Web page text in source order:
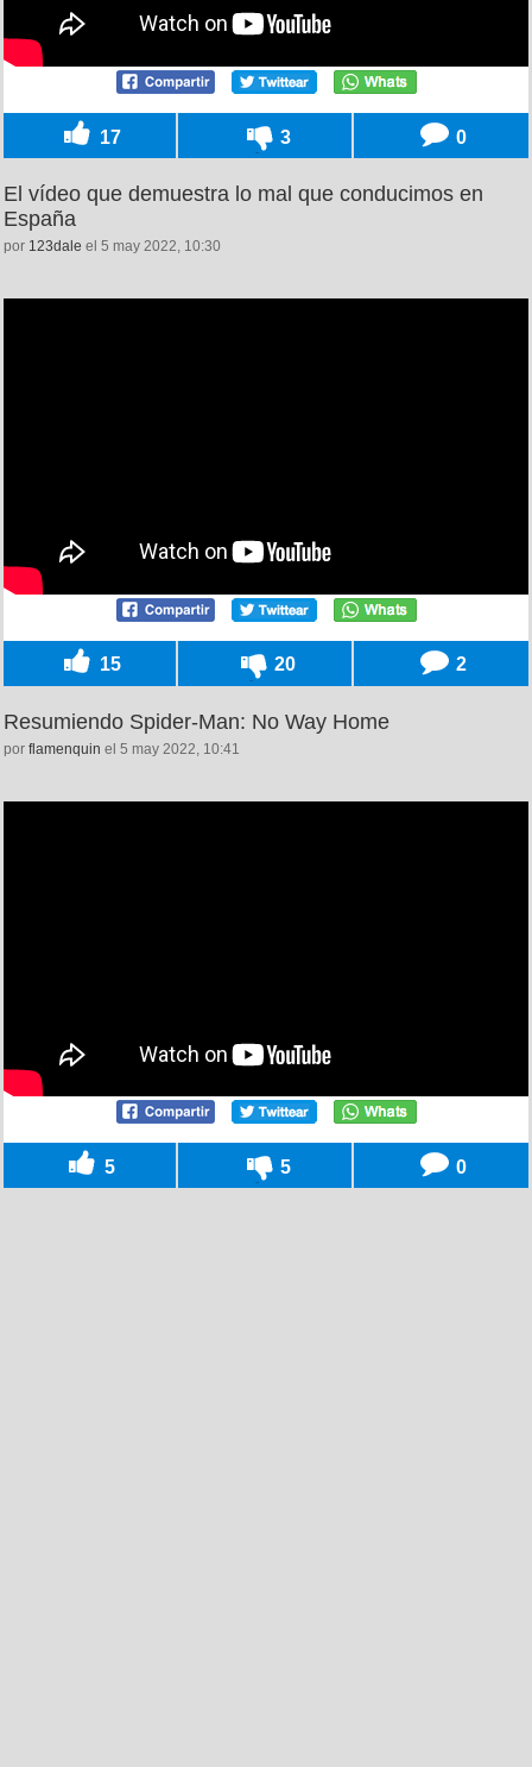
17 3 0
El vídeo que demuestra lo mal que conducimos en
España
por 123dale el 5 may 2022, 10:30
15 20 2
Resumiendo Spider-Man: No Way Home
por flamenquin el 5 may 2022, 10:41
5 5 0